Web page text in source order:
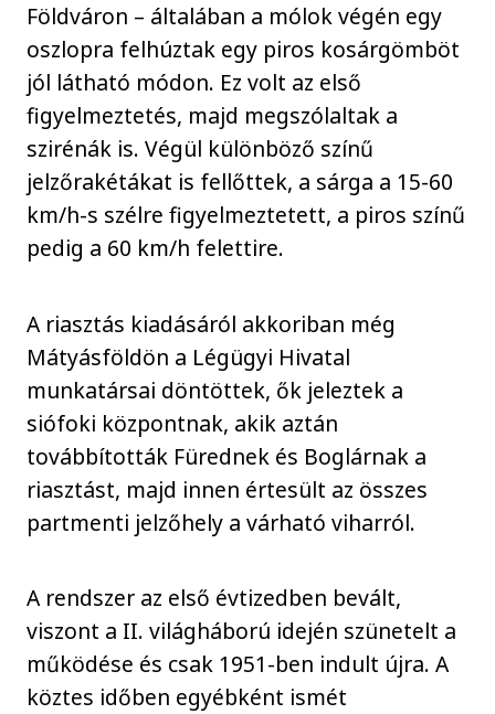
Földváron – általában a mólok végén egy
oszlopra felhúztak egy piros kosárgömböt
jól látható módon. Ez volt az első
figyelmeztetés, majd megszólaltak a
szirénák is. Végül különböző színű
jelzőrakétákat is fellőttek, a sárga a 15-60
km/h-s szélre figyelmeztetett, a piros színű
pedig a 60 km/h felettire.
A riasztás kiadásáról akkoriban még
Mátyásföldön a Légügyi Hivatal
munkatársai döntöttek, ők jeleztek a
siófoki központnak, akik aztán
továbbították Fürednek és Boglárnak a
riasztást, majd innen értesült az összes
partmenti jelzőhely a várható viharról.
A rendszer az első évtizedben bevált,
viszont a II. világháború idején szünetelt a
működése és csak 1951-ben indult újra. A
köztes időben egyébként ismét